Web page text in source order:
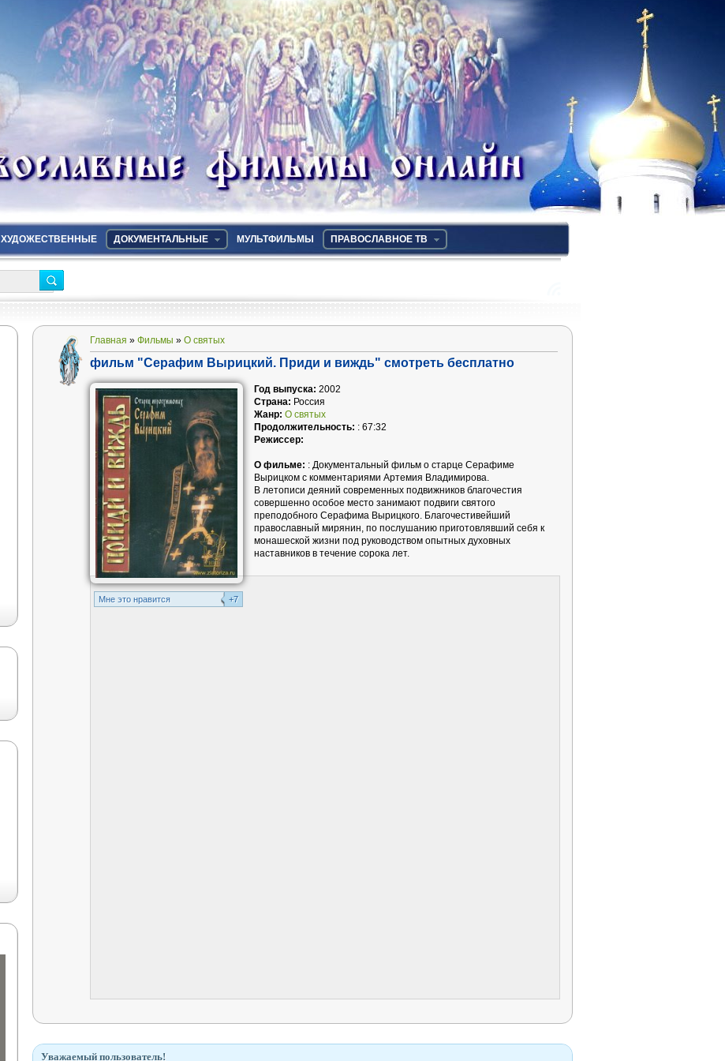
ХУДОЖЕСТВЕННЫЕ ДОКУМЕНТАЛЬНЫЕ МУЛЬТФИЛЬМЫ
ПРАВОСЛАВНОЕ ТВ
Главная » Фильмы » О святых
фильм "Серафим Вырицкий. Приди и виждь" смотреть бесплатно
Mне это нравится +7
Год выпуска: 2002
Страна: Россия
Жанр: О святых
Продолжительность: : 67:32
Режиссер:
О фильме: : Документальный фильм о старце Серафиме
Вырицком с комментариями Артемия Владимирова.
В летописи деяний современных подвижников благочестия
совершенно особое место занимают подвиги святого
преподобного Серафима Вырицкого. Благочестивейший
православный мирянин, по послушанию приготовлявший себя к
монашеской жизни под руководством опытных духовных
наставников в течение сорока лет.
Уважаемый пользователь!